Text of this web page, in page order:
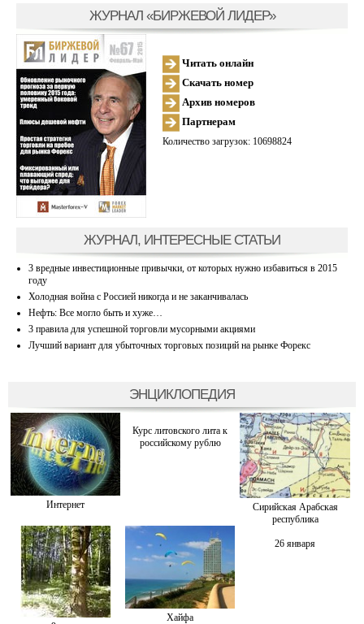
ЖУРНАЛ «БИРЖЕВОЙ ЛИДЕР»
Читать онлайн
Скачать номер
Архив номеров
Партнерам
Количество загрузок: 10698824
ЖУРНАЛ, ИНТЕРЕСНЫЕ СТАТЬИ
3 вредные инвестиционные привычки, от которых нужно избавиться в 2015
году
Холодная война с Россией никогда и не заканчивалась
Нефть: Все могло быть и хуже…
3 правила для успешной торговли мусорными акциями
Лучший вариант для убыточных торговых позиций на рынке Форекс
ЭНЦИКЛОПЕДИЯ
Интернет
Курс литовского лита к
российскому рублю
Сирийская Арабская
республика
Хайфа
26 января